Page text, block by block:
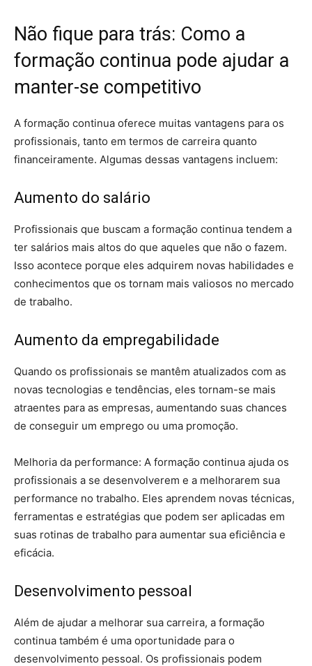
Não fique para trás: Como a
formação continua pode ajudar a
manter-se competitivo
A formação continua oferece muitas vantagens para os
profissionais, tanto em termos de carreira quanto
financeiramente. Algumas dessas vantagens incluem:
Aumento do salário
Profissionais que buscam a formação continua tendem a
ter salários mais altos do que aqueles que não o fazem.
Isso acontece porque eles adquirem novas habilidades e
conhecimentos que os tornam mais valiosos no mercado
de trabalho.
Aumento da empregabilidade
Quando os profissionais se mantêm atualizados com as
novas tecnologias e tendências, eles tornam-se mais
atraentes para as empresas, aumentando suas chances
de conseguir um emprego ou uma promoção.
Melhoria da performance: A formação continua ajuda os
profissionais a se desenvolverem e a melhorarem sua
performance no trabalho. Eles aprendem novas técnicas,
ferramentas e estratégias que podem ser aplicadas em
suas rotinas de trabalho para aumentar sua eficiência e
eficácia.
Desenvolvimento pessoal
Além de ajudar a melhorar sua carreira, a formação
continua também é uma oportunidade para o
desenvolvimento pessoal. Os profissionais podem